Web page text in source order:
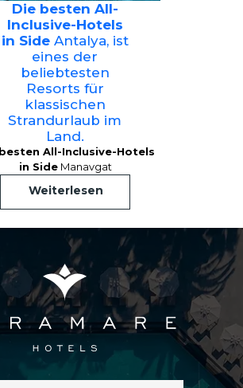
Die besten All-
Inclusive-Hotels
in SideAntalya, ist
eines der
beliebtesten
Resorts für
klassischen
Strandurlaub im
Land.
All-Inclusive-Hotels
in SideManavgat
Weiterlesen